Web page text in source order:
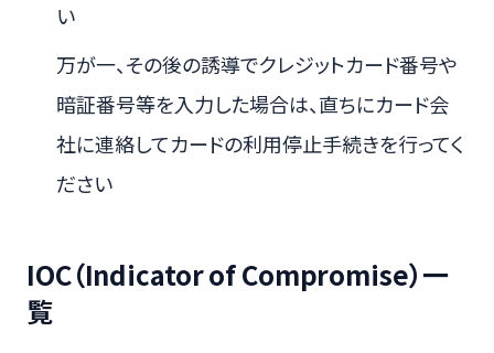
い
万が一、その後の誘導でクレジットカード番号や
暗証番号等を入力した場合は、直ちにカード会
社に連絡してカードの利用停止手続きを行ってく
ださい
IOC（Indicator of Compromise）一
覧